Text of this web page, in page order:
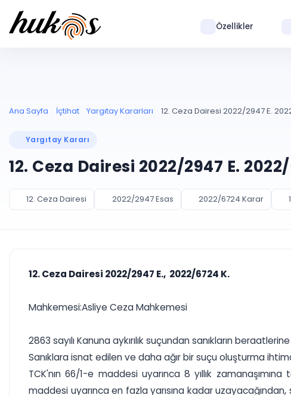
Özellikler
Ana Sayfa İçtihat Yargıtay Kararları 12. Ceza Dairesi 2022/2947 E.
Yargıtay Kararı
12. Ceza Dairesi 2022/2947 E.
12. Ceza Dairesi 2022/2947 Esas 2022/6724 Karar
12. Ceza Dairesi 2022/2947 E., 2022/6724 K.
Mahkemesi:Asliye Ceza Mahkemesi
2863 sayılı Kanuna aykırılık suçundan sanıkların
Sanıklara isnat edilen ve daha ağır bir suçu oluşturma
TCK'nın 66/1-e maddesi uyarınca 8 yıllık
maddesi uyarınca en fazla yarısına kadar uzayacağından,